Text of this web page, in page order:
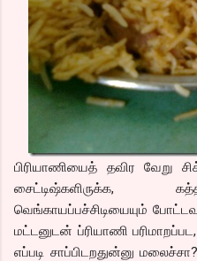
பிரியாணியைத் தவிர வேறு
சைட்டிஷ்களிருக்க,
வெங்காயப்பச்சிடியையும்
மட்டனுடன் ப்ரியாணி
எப்படி சாப்பிடறதுன்னு